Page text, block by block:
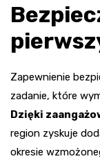
Zapewnienie
zadanie, które
Dzięki
region zyskuje
okresie